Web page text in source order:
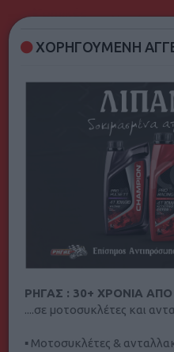
Νομός
Διάφορα
Φίλτρα
Ταξινόμηση
ΧΟΡΗΓΟΥΜΕΝΗ
ΡΗΓΑΣ : 30+ ΧΡΟΝΙΑ
....σε μοτοσυκλέτες και
▪ Μοτοσυκλέτες &